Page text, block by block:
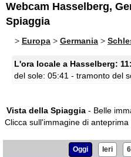
Webcam Hasselberg,
Spiaggia
> Europa > Germania >
L'ora locale a Hasselberg:
del sole: 05:41 - tramonto del
Vista della Spiaggia - Belle
Clicca sull'immagine di
Oggi Ieri